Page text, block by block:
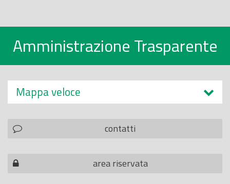
Amministrazione Trasparente
Mappa veloce
contatti
area riservata